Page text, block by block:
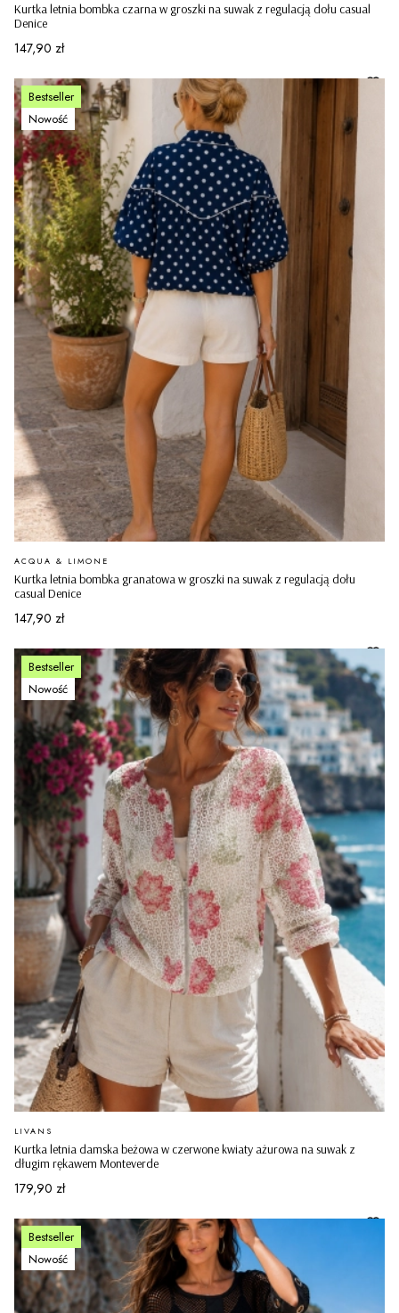
Kurtka letnia bombka czarna w groszki na suwak z regulacją dołu casual
Denice
Cena
147,90 zł
Bestseller
Nowość
Kurtka letnia bombka granatowa w groszki na suwak z regulacją dołu
casual Denice
PRODUCENT
ACQUA & LIMONE
Cena
147,90 zł
Bestseller
Nowość
Kurtka letnia damska beżowa w czerwone kwiaty ażurowa na suwak z
długim rękawem Monteverde
PRODUCENT
LIVANS
Cena
179,90 zł
Bestseller
Nowość